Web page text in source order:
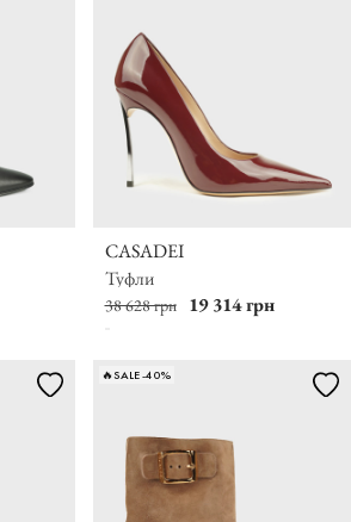
CASADEI
Туфли
38 628 грн 19 314 грн
🔥SALE -40%